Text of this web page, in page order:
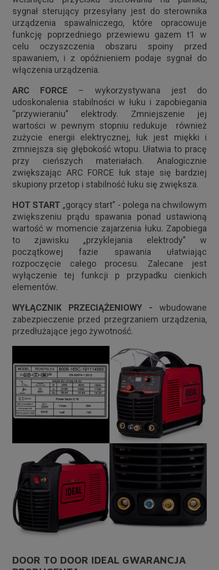
sygnał sterujący przesyłany jest do sterownika
urządzenia spawalniczego, które opracowuje
funkcję poprzedniego przewiewu gazem t1 w
celu oczyszczenia obszaru spoiny przed
spawaniem, i z opóźnieniem podaje sygnał do
włączenia urządzenia.
ARC FORCE – wykorzystywana jest do
udoskonalenia stabilności w łuku i zapobiegania
“przywieraniu” elektrody. Zmniejszenie jej
wartości w pewnym stopniu redukuje również
zużycie energii elektrycznej, łuk jest miękki i
zmniejsza się głębokość wtopu. Ułatwia to pracę
przy cieńszych materiałach. Analogicznie
zwiększając ARC FORCE łuk staje się bardziej
skupiony przetop i stabilność łuku się zwiększa.
HOT START „gorący start” - polega na chwilowym
zwiększeniu prądu spawania ponad ustawioną
wartość w momencie zajarzenia łuku. Zapobiega
to zjawisku „przyklejania elektrody” w
początkowej fazie spawania ułatwiając
rozpoczęcie całego procesu. Zalecane jest
wyłączenie tej funkcji p przypadku cienkich
elementów.
WYŁĄCZNIK PRZECIĄŻENIOWY - wbudowane
zabezpieczenie przed przegrzaniem urządzenia,
przedłużające jego żywotność.
DOOR TO DOOR IDEAL GWARANCJA